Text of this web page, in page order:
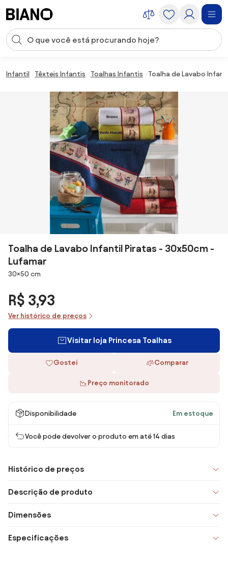
Entrada de pesquisa
Infantil Têxteis Infantis Toalhas Infantis Toalha de Lavabo
Toalha de Lavabo Infantil Piratas - 30x50cm -
Lufamar
Dimensões
30×50 cm
R$ 3,93
Ver histórico de preços
Visitar loja Princesa Toalhas
Gostei Comparar
Preço monitorado
Disponibilidade Em estoque
Você pode devolver o produto em até 14 dias
Histórico de preços
Descrição de produto
Dimensões
Especificações